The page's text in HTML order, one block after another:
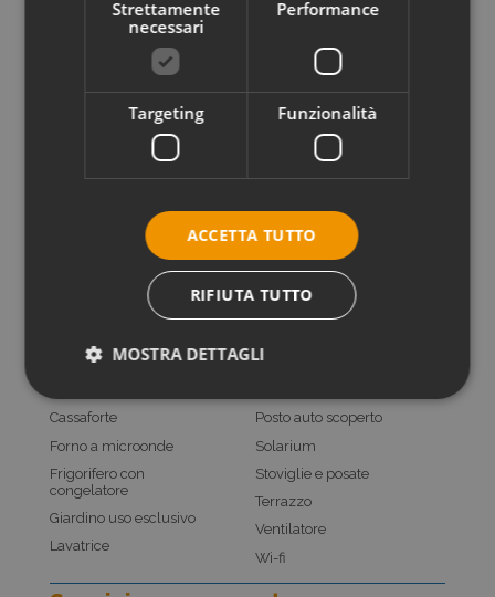
Check-in / Check-out
16:00 - 19:00
07:30 - 09:00
Servizi inclusi
Arredamento moderno
Cassaforte
Forno a microonde
Frigorifero con
congelatore
Giardino uso esclusivo
Lavatrice
Parco giochi
Posto auto scoperto
Solarium
Stoviglie e posate
Terrazzo
Ventilatore
Wi-fi
Strettamente
necessari
Performance
Targeting Funzionalità
ACCETTA TUTTO
RIFIUTA TUTTO
MOSTRA DETTAGLI